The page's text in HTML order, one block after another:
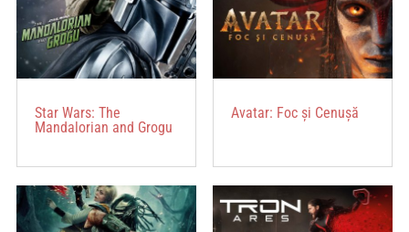
Star Wars: The
Mandalorian and Grogu
Avatar: Foc și Cenușă